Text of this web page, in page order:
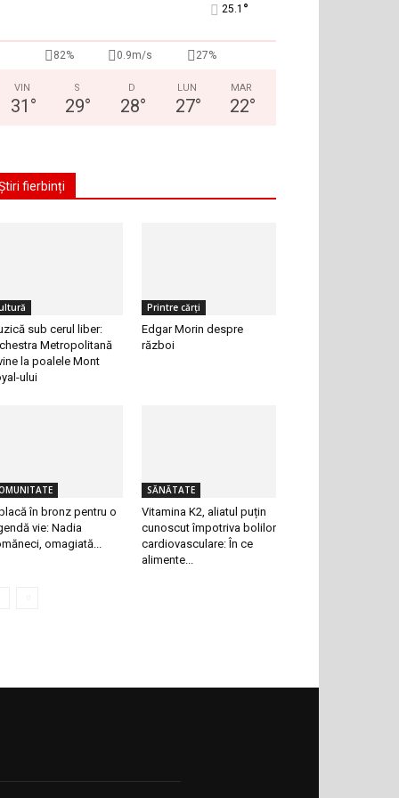
25.1 °
82% 0.9m/s 27%
VIN
31 °
S
29°
D
28°
LUN
27°
MAR
22°
fierbinți
sub cerul liber:
Metropolitană
la poalele Mont
ului
Printre cărți
Edgar Morin despre
război
în bronz pentru o
vie: Nadia
omagiată...
SĂNĂTATE
Vitamina K2, aliatul puțin
cunoscut împotriva bolilor
cardiovasculare: În ce
alimente...